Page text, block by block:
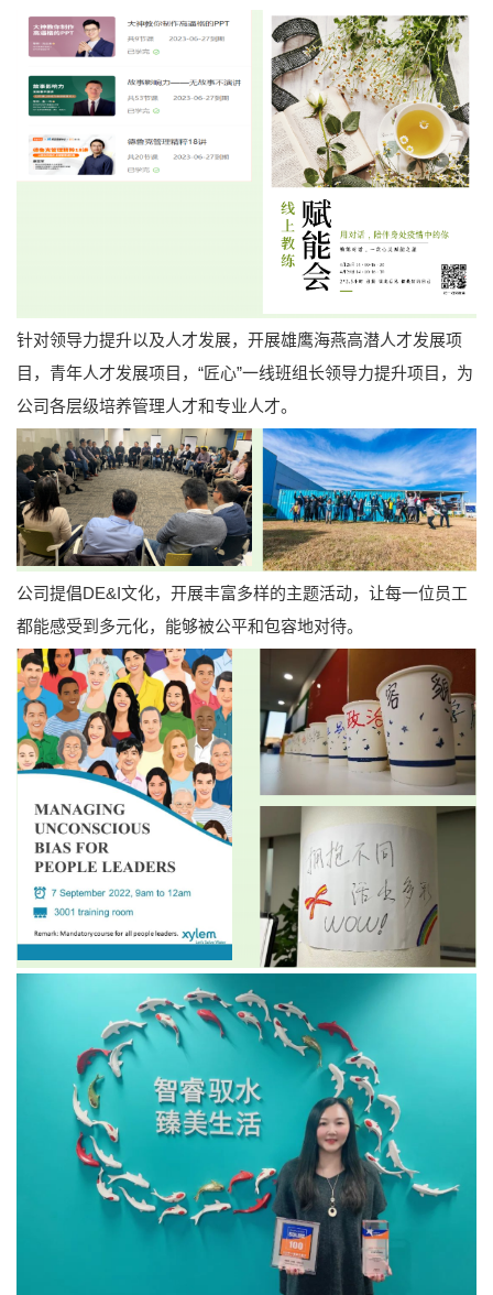
针对领导力提升以及人才发展，开展雄鹰海燕高潜人才发展项
目，青年人才发展项目，“匠心”一线班组长领导力提升项目，为
公司各层级培养管理人才和专业人才。
公司提倡DE&I文化，开展丰富多样的主题活动，让每一位员工
都能感受到多元化，能够被公平和包容地对待。